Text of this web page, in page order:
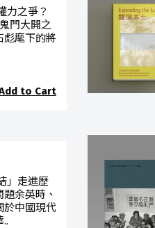
力之爭？
門大開之
彪麾下的將
to Cart
」走進歷
余英時、
於中國現代